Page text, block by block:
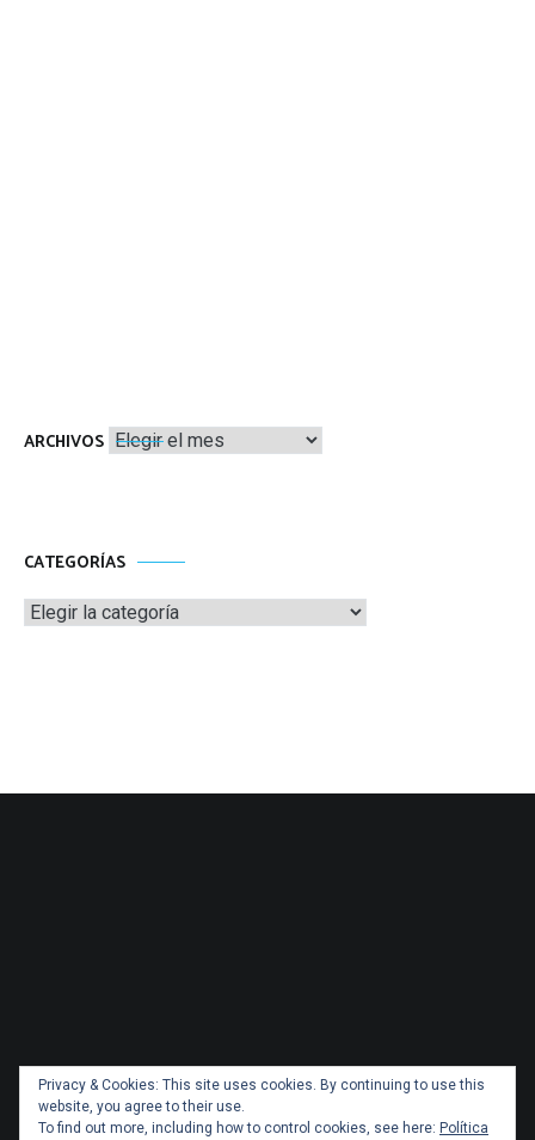
ARCHIVOS Archivos
CATEGORÍAS
Categorías
Privacy & Cookies: This site uses cookies. By continuing to use this
website, you agree to their use.
To find out more, including how to control cookies, see here: Política